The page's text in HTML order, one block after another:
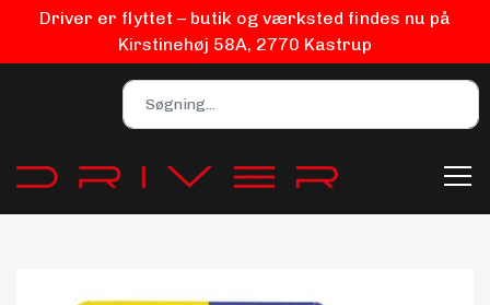
Driver er flyttet – butik og værksted findes nu på
Kirstinehøj 58A, 2770 Kastrup